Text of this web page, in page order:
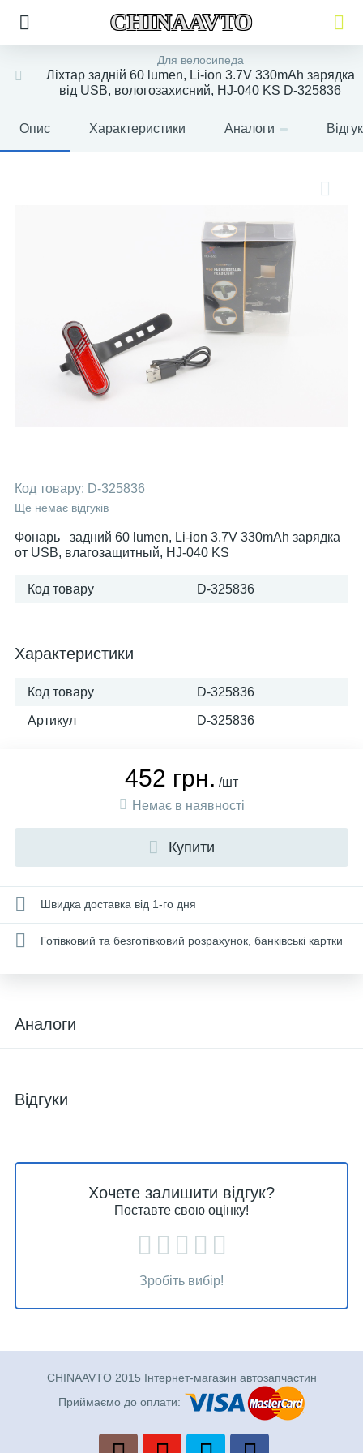
CHINAAVTO
Для велосипеда
Ліхтар задній 60 lumen, Li-ion 3.7V 330mAh зарядка
від USB, вологозахисний, HJ-040 KS D-325836
Опис Характеристики Аналоги
Код товару: D-325836
Ще немає відгуків
Фонарь задний 60 lumen, Li-ion 3.7V 330mAh зарядка
от USB, влагозащитный, HJ-040 KS
Код товару D-325836
Характеристики
Код товару D-325836
Артикул D-325836
452 грн. /шт
Немає в наявності
Купити
Швидка доставка від 1-го дня
Готівковий та безготівковий розрахунок, банківські картки
Аналоги
Відгуки
Хочете залишити відгук?
Поставте свою оцінку!
Зробіть вибір!
CHINAAVTO 2015 Інтернет-магазин автозапчастин
Приймаємо до оплати: